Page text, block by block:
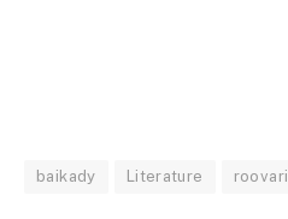
baikady Literature roovari